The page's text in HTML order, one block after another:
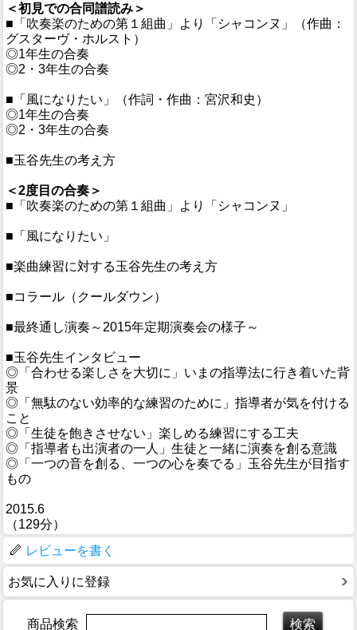
＜初見での合同譜読み＞
■「吹奏楽のための第１組曲」より「シャコンヌ」（作曲：
グスターヴ・ホルスト）
◎1年生の合奏
◎2・3年生の合奏
■「風になりたい」（作詞・作曲：宮沢和史）
◎1年生の合奏
◎2・3年生の合奏
■玉谷先生の考え方
＜2度目の合奏＞
■「吹奏楽のための第１組曲」より「シャコンヌ」
■「風になりたい」
■楽曲練習に対する玉谷先生の考え方
■コラール（クールダウン）
■最終通し演奏～2015年定期演奏会の様子～
■玉谷先生インタビュー
◎「合わせる楽しさを大切に」いまの指導法に行き着いた背
景
◎「無駄のない効率的な練習のために」指導者が気を付ける
こと
◎「生徒を飽きさせない」楽しめる練習にする工夫
◎「指導者も出演者の一人」生徒と一緒に演奏を創る意識
◎「一つの音を創る、一つの心を奏でる」玉谷先生が目指す
もの
2015.6
（129分）
レビューを書く
お気に入りに登録
商品検索